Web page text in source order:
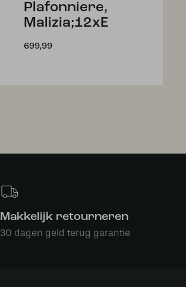
Plafonniere,
Malizia;12xE
699,99
Makkelijk retourneren
30 dagen geld terug garantie